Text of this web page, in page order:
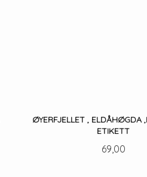
ØYERFJELLET , ELDÅHØGDA
ETIKETT
Pris
69,00